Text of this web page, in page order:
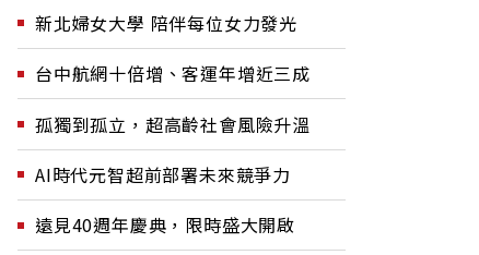
新北婦女大學 陪伴每位女力發光
台中航網十倍增、客運年增近三成
孤獨到孤立，超高齡社會風險升溫
AI時代元智超前部署未來競爭力
遠見40週年慶典，限時盛大開啟